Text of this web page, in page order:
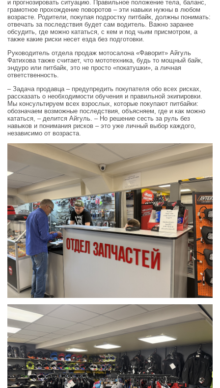
и прогнозировать ситуацию. Правильное положение тела, баланс,
грамотное прохождение поворотов – эти навыки нужны в любом
возрасте. Родители, покупая подростку питбайк, должны понимать:
отвечать за последствия будет сам водитель. Важно заранее
обсудить, где можно кататься, с кем и под чьим присмотром, а
также какие риски несет езда без подготовки.
Руководитель отдела продаж мотосалона «Фаворит» Айгуль
Фатихова также считает, что мототехника, будь то мощный байк,
эндуро или питбайк, это не просто «покатушки», а личная
ответственность.
– Задача продавца – предупредить покупателя обо всех рисках,
рассказать о необходимости обучения и правильной экипировки.
Мы консультируем всех взрослых, которые покупают питбайки:
обозначаем возможные последствия, объясняем, где и как можно
кататься, – делится Айгуль. – Но решение сесть за руль без
навыков и понимания рисков – это уже личный выбор каждого,
независимо от возраста.